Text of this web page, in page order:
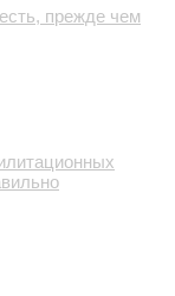
прежде чем